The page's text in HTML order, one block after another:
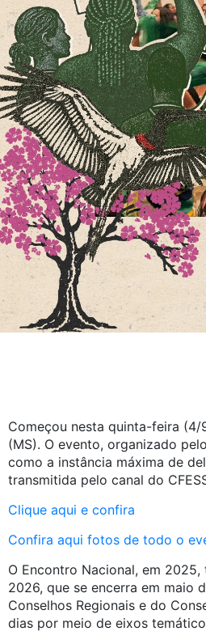
Começou nesta quinta-feira (4/
(MS). O evento, organizado
como a instância máxima de
transmitida pelo canal do
Clique aqui e confira
Confira aqui fotos de todo o
O Encontro Nacional, em
2026, que se encerra em maio
Conselhos Regionais e do
dias por meio de eixos